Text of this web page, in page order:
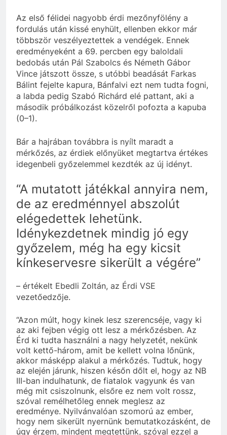
Az első félidei nagyobb érdi mezőnyfölény a
fordulás után kissé enyhült, ellenben ekkor már
többször veszélyeztettek a vendégek. Ennek
eredményeként a 69. percben egy baloldali
bedobás után Pál Szabolcs és Németh Gábor
Vince játszott össze, s utóbbi beadását Farkas
Bálint fejelte kapura, Bánfalvi ezt nem tudta fogni,
a labda pedig Szabó Richárd elé pattant, aki a
második próbálkozást közelről pofozta a kapuba
(0–1).
Bár a hajrában továbbra is nyílt maradt a
mérkőzés, az érdiek előnyüket megtartva értékes
idegenbeli győzelemmel kezdték az új idényt.
“A mutatott játékkal annyira nem,
de az eredménnyel abszolút
elégedettek lehetünk.
Idénykezdetnek mindig jó egy
győzelem, még ha egy kicsit
kínkeservesre sikerült a végére”
– értékelt Ebedli Zoltán, az Érdi VSE
vezetőedzője.
“Azon múlt, hogy kinek lesz szerencséje, vagy ki
az aki fejben végig ott lesz a mérkőzésben. Az
Érd ki tudta használni a nagy helyzetét, nekünk
volt kettő-három, amit be kellett volna lőnünk,
akkor másképp alakul a mérkőzés. Tudtuk, hogy
az elején járunk, hiszen későn dőlt el, hogy az NB
III-ban indulhatunk, de fiatalok vagyunk és van
még mit csiszolnunk, elsőre ez nem volt rossz,
szóval remélhetőleg ennek meglesz az
eredménye. Nyilvánvalóan szomorú az ember,
hogy nem sikerült nyernünk bemutatkozásként, de
úgy érzem, mindent megtettünk, szóval ezzel a